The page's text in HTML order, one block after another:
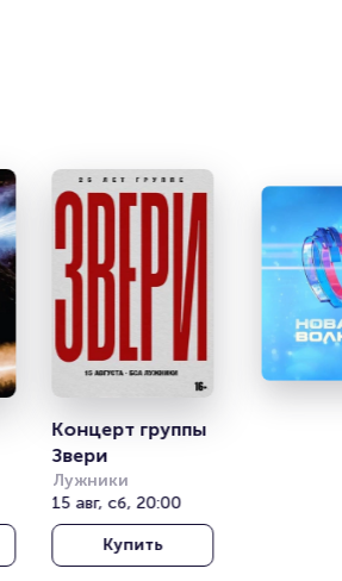
Концерт группы
Звери
Лужники
15 авг, сб, 20:00
Купить